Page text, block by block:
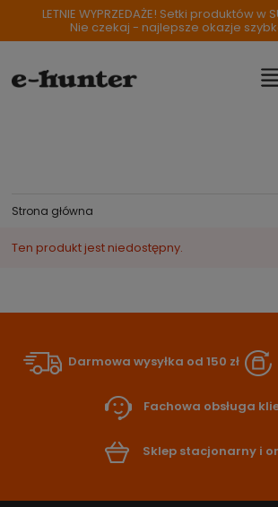
LETNIE WYPRZEDAŻE! Setki produktów w
Nie czekaj - najlepsze okazje
Strona główna
Ten produkt jest niedostępny.
Darmowa wysyłka od 150 zł
Fachowa obsługa
Sklep stacjonarny i